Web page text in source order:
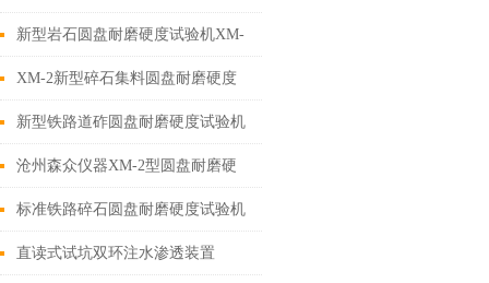
家参数
新型岩石圆盘耐磨硬度试验机XM-
2试验方法
XM-2新型碎石集料圆盘耐磨硬度
试验机厂家
新型铁路道砟圆盘耐磨硬度试验机
图片
沧州森众仪器XM-2型圆盘耐磨硬
度试验机试验原理
标准铁路碎石圆盘耐磨硬度试验机
供应厂家
直读式试坑双环注水渗透装置